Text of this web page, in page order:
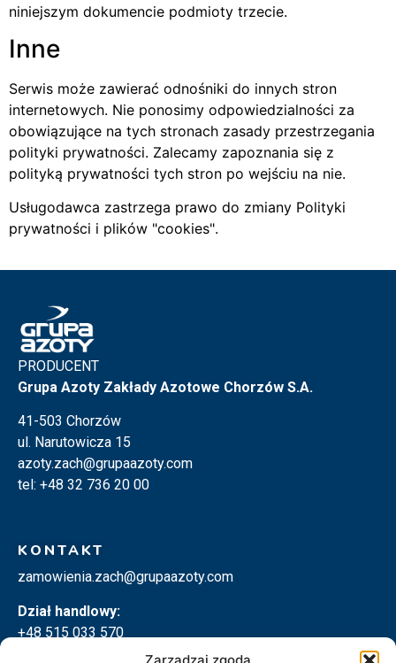
niniejszym dokumencie podmioty trzecie.
Inne
Serwis może zawierać odnośniki do innych stron
internetowych. Nie ponosimy odpowiedzialności za
obowiązujące na tych stronach zasady przestrzegania
polityki prywatności. Zalecamy zapoznania się z
polityką prywatności tych stron po wejściu na nie.
Usługodawca zastrzega prawo do zmiany Polityki
prywatności i plików cookies .
PRODUCENT
Grupa Azoty Zakłady Azotowe Chorzów S.A.
41-503 Chorzów
ul. Narutowicza 15
azoty.zach@grupaazoty.com
tel: +48 32 736 20 00
KONTAKT
zamowienia.zach@grupaazoty.com
Dział handlowy:
+48 515 033 570